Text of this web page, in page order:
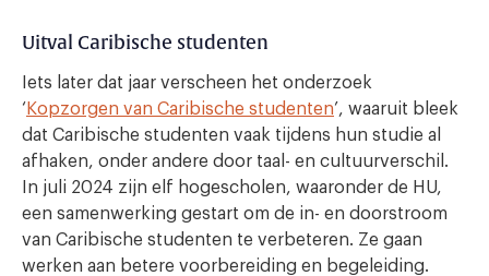
Uitval Caribische studenten
Iets later dat jaar verscheen het onderzoek
‘ Kopzorgen van Caribische studenten’, waaruit bleek
dat Caribische studenten vaak tijdens hun studie al
afhaken, onder andere door taal- en cultuurverschil.
In juli 2024 zijn elf hogescholen, waaronder de HU,
een samenwerking gestart om de in- en doorstroom
van Caribische studenten te verbeteren. Ze gaan
werken aan betere voorbereiding en begeleiding.